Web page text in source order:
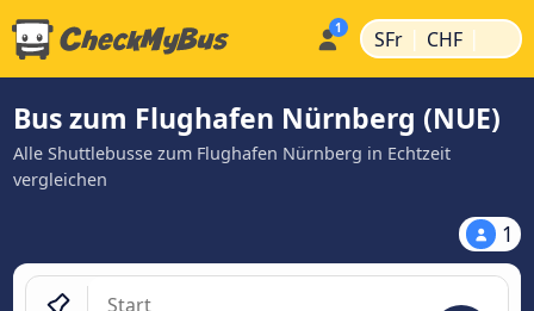
SFr | CHF |
Bus zum Flughafen Nürnberg (NUE)
Alle Shuttlebusse zum Flughafen Nürnberg in Echtzeit
vergleichen
1